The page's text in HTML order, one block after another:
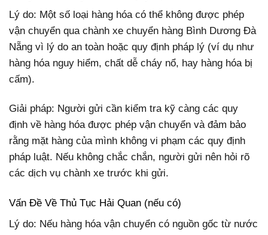
Lý do: Một số loại hàng hóa có thể không được phép
vận chuyển qua chành xe chuyển hàng Bình Dương Đà
Nẵng vì lý do an toàn hoặc quy định pháp lý (ví dụ như
hàng hóa nguy hiểm, chất dễ cháy nổ, hay hàng hóa bị
cấm).
Giải pháp: Người gửi cần kiểm tra kỹ càng các quy
định về hàng hóa được phép vận chuyển và đảm bảo
rằng mặt hàng của mình không vi phạm các quy định
pháp luật. Nếu không chắc chắn, người gửi nên hỏi rõ
các dịch vụ chành xe trước khi gửi.
Vấn Đề Về Thủ Tục Hải Quan (nếu có)
Lý do: Nếu hàng hóa vận chuyển có nguồn gốc từ nước